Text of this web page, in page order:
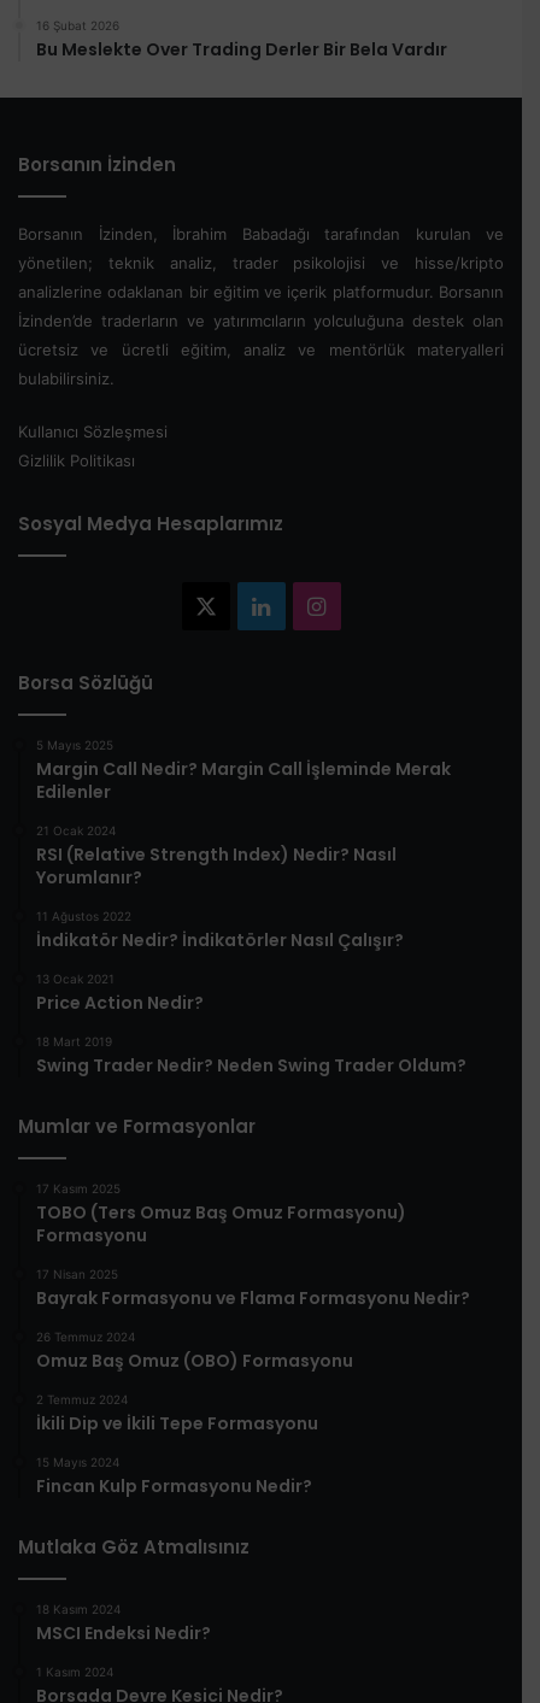
16 Şubat 2026
Bu Meslekte Over Trading Derler Bir Bela Vardır
Borsanın İzinden
Borsanın İzinden, İbrahim Babadağı tarafından kurulan ve
yönetilen; teknik analiz, trader psikolojisi ve hisse/kripto
analizlerine odaklanan bir eğitim ve içerik platformudur. Borsanın
İzinden’de traderların ve yatırımcıların yolculuğuna destek olan
ücretsiz ve ücretli eğitim, analiz ve mentörlük materyalleri
bulabilirsiniz.
Kullanıcı Sözleşmesi
Gizlilik Politikası
Sosyal Medya Hesaplarımız
LinkedInInstagram
Borsa Sözlüğü
5 Mayıs 2025
​Margin Call Nedir? Margin Call İşleminde Merak
Edilenler​
21 Ocak 2024
RSI (Relative Strength Index) Nedir? Nasıl
Yorumlanır?
11 Ağustos 2022
İndikatör Nedir? İndikatörler Nasıl Çalışır?
13 Ocak 2021
Price Action Nedir?
18 Mart 2019
Swing Trader Nedir? Neden Swing Trader Oldum?
Mumlar ve Formasyonlar
17 Kasım 2025
TOBO (Ters Omuz Baş Omuz Formasyonu)
Formasyonu
17 Nisan 2025
Bayrak Formasyonu ve Flama Formasyonu Nedir?
26 Temmuz 2024
Omuz Baş Omuz (OBO) Formasyonu
2 Temmuz 2024
İkili Dip ve İkili Tepe Formasyonu
15 Mayıs 2024
Fincan Kulp Formasyonu Nedir?
Mutlaka Göz Atmalısınız
18 Kasım 2024
MSCI Endeksi Nedir?
1 Kasım 2024
Borsada Devre Kesici Nedir?